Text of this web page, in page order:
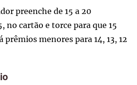
preenche de 15 a 20
no cartão e torce para que 15
prêmios menores para 14, 13, 12